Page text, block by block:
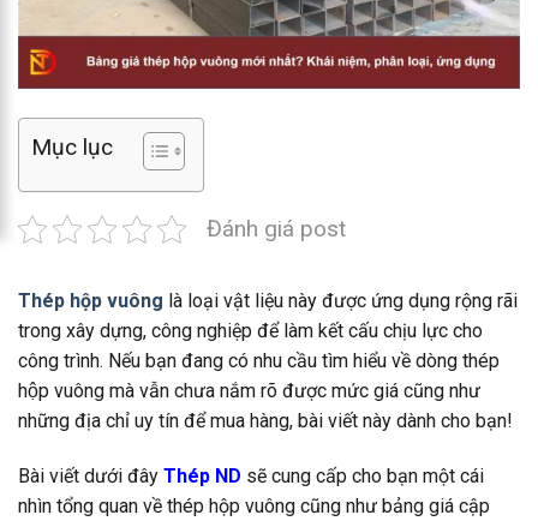
Mục lục
Đánh giá post
Thép hộp vuông là loại vật liệu này được ứng dụng rộng rãi
trong xây dựng, công nghiệp để làm kết cấu chịu lực cho
công trình. Nếu bạn đang có nhu cầu tìm hiểu về dòng thép
hộp vuông mà vẫn chưa nắm rõ được mức giá cũng như
những địa chỉ uy tín để mua hàng, bài viết này dành cho bạn!
Bài viết dưới đây Thép ND sẽ cung cấp cho bạn một cái
nhìn tổng quan về thép hộp vuông cũng như bảng giá cập